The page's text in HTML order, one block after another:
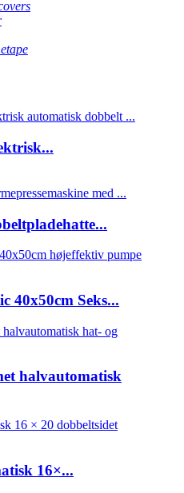
40x50cm Seks...
halvautomatisk
16×...